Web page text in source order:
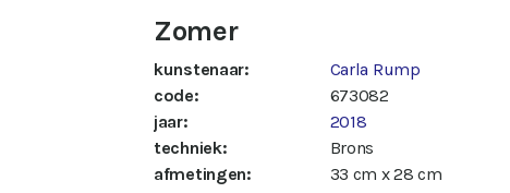
Zomer
kunstenaar:
Carla Rump
code:
673082
jaar:
2018
techniek:
Brons
afmetingen:
33 cm x 28 cm